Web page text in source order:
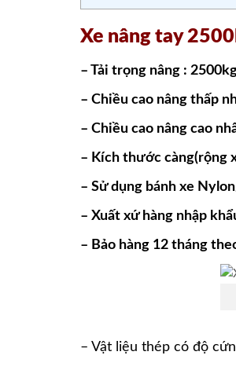
Xe nâng tay
– Tải trọng nâng :
– Chiều cao nâng thấp
– Chiều cao nâng cao
– Kích thước càng(rộng
– Sử dụng bánh xe
– Xuất xứ hàng nhập
– Bảo hàng 12 tháng
– Vật liệu thép có độ